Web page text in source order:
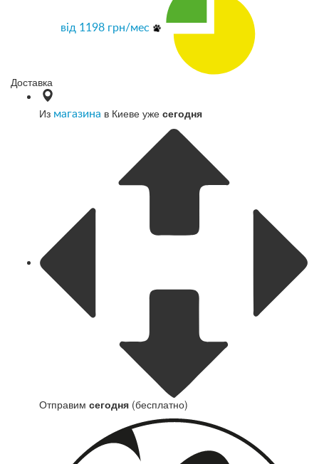
від 1198грн/мес
Доставка
Из магазина в Киеве уже сегодня
Отправим сегодня (бесплатно)